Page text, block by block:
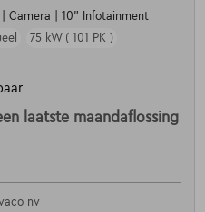
| Camera | 10" Infotainment
75 kW ( 101 PK )
laatste maandaflossing
nv